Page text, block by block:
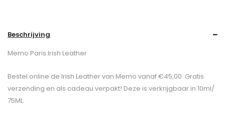
Beschrijving
Memo Paris Irish Leather
Bestel online de Irish Leather van Memo vanaf €45,00. Gratis
verzending en als cadeau verpakt! Deze is verkrijgbaar in 10ml/
75ML.